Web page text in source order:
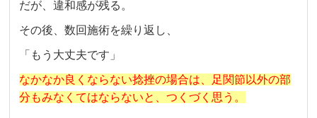
だが、違和感が残る。
その後、数回施術を繰り返し、
「もう大丈夫です」
なかなか良くならない捻挫の場合は、足関節以外の部
分もみなくてはならないと、つくづく思う。